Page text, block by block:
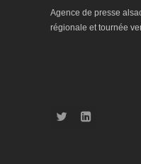
Agence de presse
régionale et tournée